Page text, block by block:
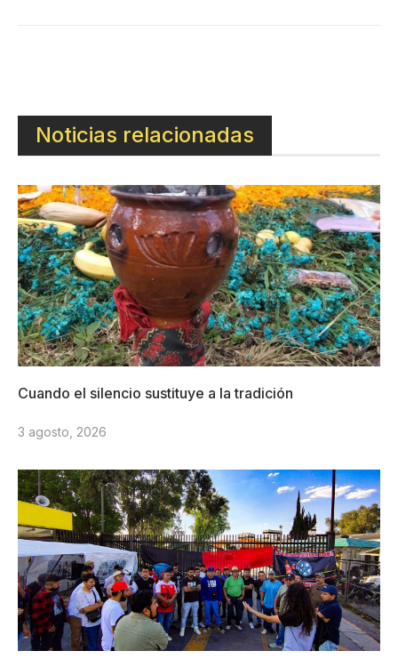
Noticias relacionadas
Cuando el silencio sustituye a la tradición
3 agosto, 2026